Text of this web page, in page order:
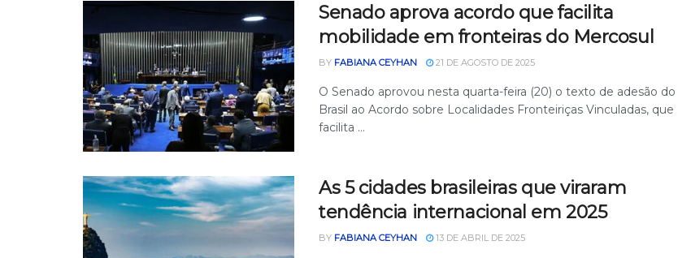
Senado aprova acordo que facilita
mobilidade em fronteiras do Mercosul
BY FABIANA CEYHAN 21 DE AGOSTO DE 2025
O Senado aprovou nesta quarta-feira (20) o texto de adesão do
Brasil ao Acordo sobre Localidades Fronteiriças Vinculadas, que
facilita ...
As 5 cidades brasileiras que viraram
tendência internacional em 2025
BY FABIANA CEYHAN 13 DE ABRIL DE 2025